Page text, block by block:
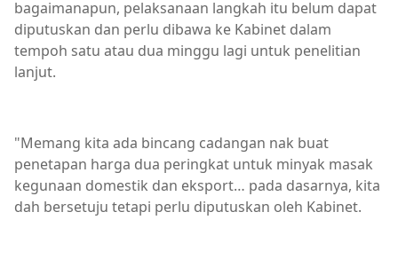
bagaimanapun, pelaksanaan langkah itu belum dapat
diputuskan dan perlu dibawa ke Kabinet dalam
tempoh satu atau dua minggu lagi untuk penelitian
lanjut.
"Memang kita ada bincang cadangan nak buat
penetapan harga dua peringkat untuk minyak masak
kegunaan domestik dan eksport… pada dasarnya, kita
dah bersetuju tetapi perlu diputuskan oleh Kabinet.